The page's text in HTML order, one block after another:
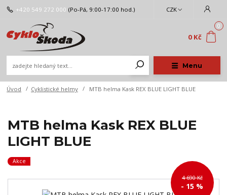
Menu
CZK
+420 549 272 000 (Po-Pá, 9:00-17:00 hod.)
0
0 Kč
Úvod Cyklistické helmy MTB helma Kask REX BLUE LIGHT BLUE
MTB helma Kask REX BLUE
LIGHT BLUE
Akce
4 690 Kč
- 15 %